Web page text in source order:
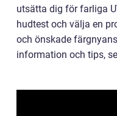
utsätta dig för farliga
hudtest och välja en
och önskade
information och tips,